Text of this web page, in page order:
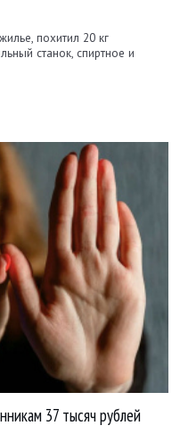
похитил 20 кг
станок, спиртное и
37 тысяч рублей